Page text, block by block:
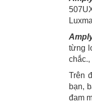
từng
chắc.,
Trên
bạn,
đam